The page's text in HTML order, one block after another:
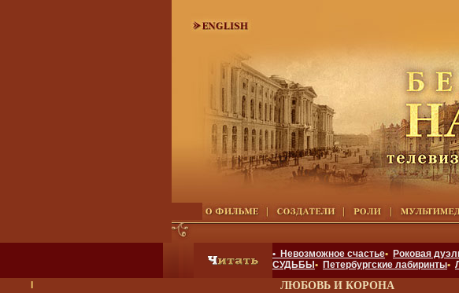
• Невозможное счастье• Роковая
СУДЬБЫ • Петербургские лабиринты•
ЛЮБОВЬ И КОРОНА